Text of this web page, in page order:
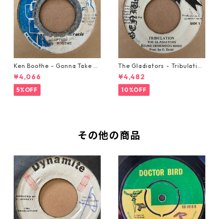
Ken Boothe - Gonna Take A
Miracle【7-21362】
¥4,066
5%OFF
The Gladiators - Tribulation
【7-21365】
¥4,482
10%OFF
その他の商品